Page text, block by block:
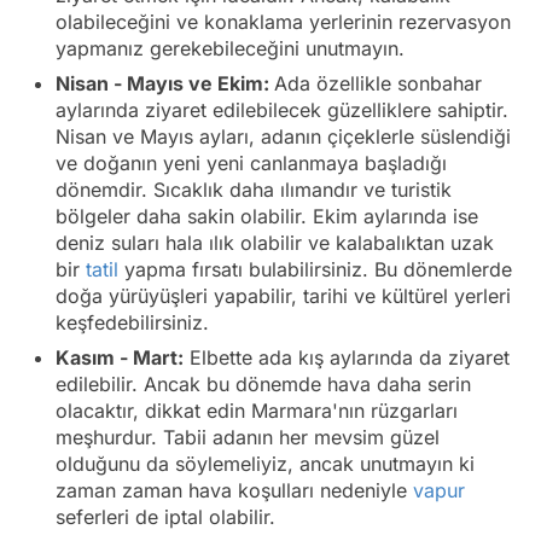
olabileceğini ve konaklama yerlerinin rezervasyon
yapmanız gerekebileceğini unutmayın.
Nisan - Mayıs ve Ekim: Ada özellikle sonbahar
aylarında ziyaret edilebilecek güzelliklere sahiptir.
Nisan ve Mayıs ayları, adanın çiçeklerle süslendiği
ve doğanın yeni yeni canlanmaya başladığı
dönemdir. Sıcaklık daha ılımandır ve turistik
bölgeler daha sakin olabilir. Ekim aylarında ise
deniz suları hala ılık olabilir ve kalabalıktan uzak
bir tatil yapma fırsatı bulabilirsiniz. Bu dönemlerde
doğa yürüyüşleri yapabilir, tarihi ve kültürel yerleri
keşfedebilirsiniz.
Kasım - Mart: Elbette ada kış aylarında da ziyaret
edilebilir. Ancak bu dönemde hava daha serin
olacaktır, dikkat edin Marmara'nın rüzgarları
meşhurdur. Tabii adanın her mevsim güzel
olduğunu da söylemeliyiz, ancak unutmayın ki
zaman zaman hava koşulları nedeniyle vapur
seferleri de iptal olabilir.